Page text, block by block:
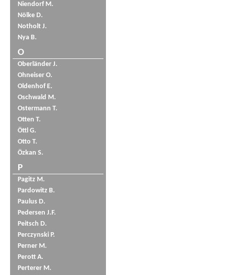
Niendorf M.
Nölke D.
Notholt J.
Nya B.
O
Oberländer J.
Ohneiser O.
Oldenhof E.
Oschwald M.
Ostermann T.
Otten T.
Öttl G.
Otto T.
Özkan S.
P
Pagitz M.
Pardowitz B.
Paulus D.
Pedersen J.F.
Peitsch D.
Perczynski P.
Perner M.
Perott A.
Perterer M.